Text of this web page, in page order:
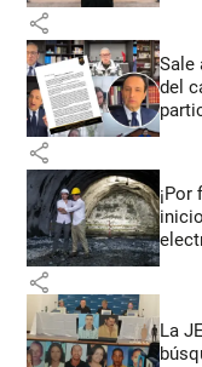
share
Sale
del
share
¡Por
share
La